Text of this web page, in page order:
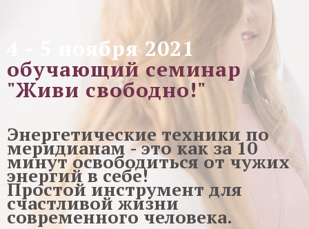
4 - 5 ноября 2021
обучающий семинар
"Живи свободно!"
Энергетические техники по
меридианам - это как за 10
минут освободиться от чужих
энергий в себе!
Простой инструмент для
счастливой жизни
современного человека.